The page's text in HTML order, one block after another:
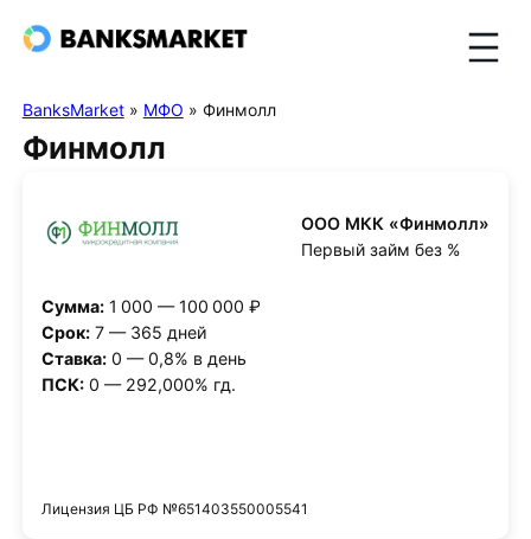
BanksMarket» МФО » Финмолл
Финмолл
ООО МКК «Финмолл»
Первый займ без %
Сумма:1 000 — 100 000 ₽
Срок:7 — 365 дней
Ставка:0 — 0,8% в день
ПСК:0 — 292,000% гд.
Лицензия ЦБ РФ №651403550005541